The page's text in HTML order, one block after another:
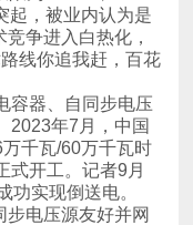
功实现倒送电。